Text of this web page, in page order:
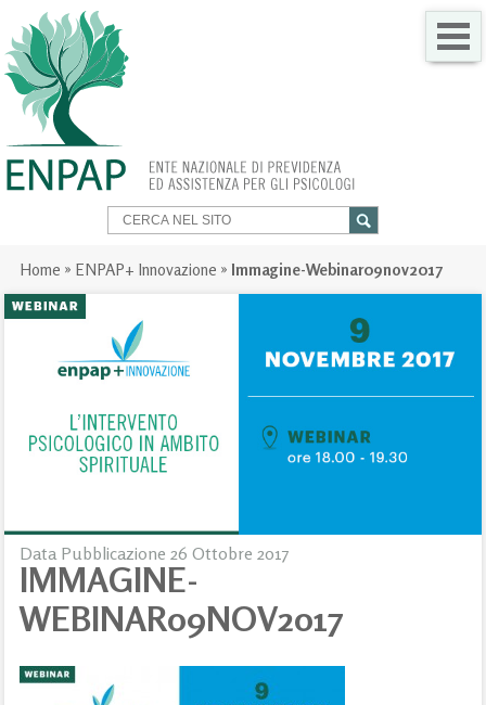
SERVIZI PER TE
TRASPARENZA
GARE
Home » ENPAP+ Innovazione » Immagine-Webinar09nov2017
Data Pubblicazione 26 Ottobre 2017
IMMAGINE-
WEBINAR09NOV2017